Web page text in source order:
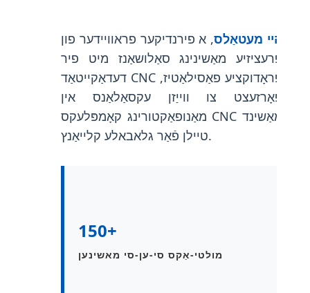
היי מעטאַלס, א פירנדיקער פראוויידער פון
פּרעציזיע מאַשינינג סאַלושאַנז מיט פיר
דעדאַקייטאַד CNC פּראָדוקציע פאַסילאַטיז,
פאָרזעצט צו ווייַזן עקסאַלאַנס אין
מאַנופאַקטורינג קאָמפּלעקס CNC מאַשינד
טיילן פֿאַר גלאבאלע קלייאַנץ.
150+
מולטי-אַקס סי-ען-סי מאשינען